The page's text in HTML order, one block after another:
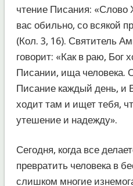
чтение Писания: «Слово
вас обильно, со всякой
(Кол. 3, 16). Святитель
говорит: «Как в раю, Бог
Писании, ища человека.
Писание каждый день, и
ходит там и ищет тебя,
утешение и надежду».
Сегодня, когда все
превратить человека в
слишком многие